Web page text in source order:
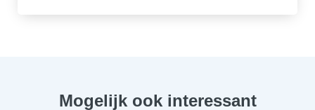
Mogelijk ook interessant